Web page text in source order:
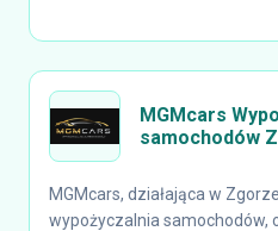
MGMcars
samochodów
MGMcars, działająca w
wypożyczalnia samochodów,